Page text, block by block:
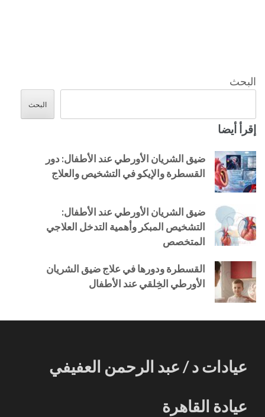
البحث
البحث
إقرأ أيضا
ضيق الشريان الأورطي عند الأطفال: دور
القسطرة والإيكو في التشخيص والعلاج
ضيق الشريان الأورطي عند الأطفال:
التشخيص المبكر وأهمية التدخل العلاجي
المتخصص
القسطرة ودورها في علاج ضيق الشريان
الأورطي الخِلقي عند الأطفال
عيادات د / عبد الرحمن العفيفي
عيادة القاهرة